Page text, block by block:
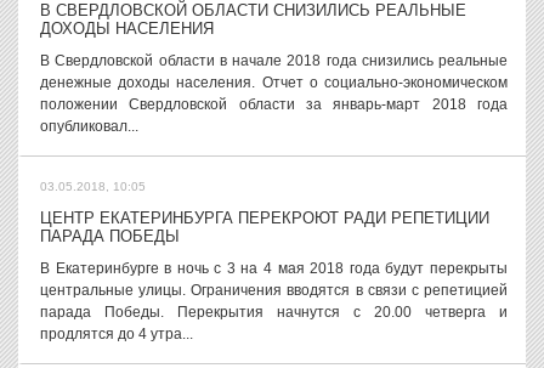
В СВЕРДЛОВСКОЙ ОБЛАСТИ СНИЗИЛИСЬ РЕАЛЬНЫЕ
ДОХОДЫ НАСЕЛЕНИЯ
В Свердловской области в начале 2018 года снизились реальные
денежные доходы населения. Отчет о социально-экономическом
положении Свердловской области за январь-март 2018 года
опубликовал...
03.05.2018, 10:05
ЦЕНТР ЕКАТЕРИНБУРГА ПЕРЕКРОЮТ РАДИ РЕПЕТИЦИИ
ПАРАДА ПОБЕДЫ
В Екатеринбурге в ночь с 3 на 4 мая 2018 года будут перекрыты
центральные улицы. Ограничения вводятся в связи с репетицией
парада Победы. Перекрытия начнутся с 20.00 четверга и
продлятся до 4 утра...